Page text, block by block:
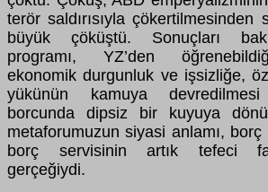
terör saldırısıyla çökertilmesinden
büyük çöküştü. Sonuçları
programı, YZ’den
ekonomik durgunluk ve işsizliğe,
yükünün kamuya
borcunda dipsiz bir kuyuya
metaforumuzun siyasi anlamı, borç
borç servisinin artık tefeci
gerçeğiydi.